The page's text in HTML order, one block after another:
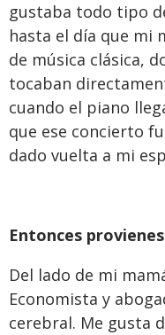
gustaba todo tipo
hasta el día que mi
de música clásica,
tocaban
cuando el piano
que ese concierto
dado vuelta a mi
Entonces
Del lado de mi
Economista y
cerebral. Me gusta